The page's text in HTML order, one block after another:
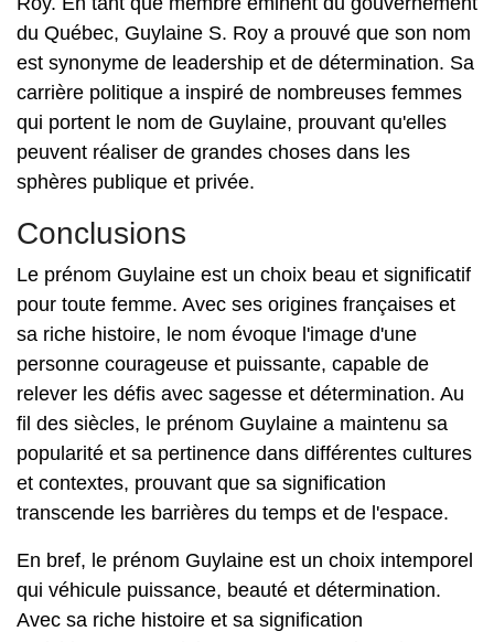
du Québec, Guylaine S. Roy a prouvé que son nom
est synonyme de leadership et de détermination. Sa
carrière politique a inspiré de nombreuses femmes
qui portent le nom de Guylaine, prouvant qu'elles
peuvent réaliser de grandes choses dans les
sphères publique et privée.
Conclusions
Le prénom Guylaine est un choix beau et significatif
pour toute femme. Avec ses origines françaises et
sa riche histoire, le nom évoque l'image d'une
personne courageuse et puissante, capable de
relever les défis avec sagesse et détermination. Au
fil des siècles, le prénom Guylaine a maintenu sa
popularité et sa pertinence dans différentes cultures
et contextes, prouvant que sa signification
transcende les barrières du temps et de l'espace.
En bref, le prénom Guylaine est un choix intemporel
qui véhicule puissance, beauté et détermination.
Avec sa riche histoire et sa signification